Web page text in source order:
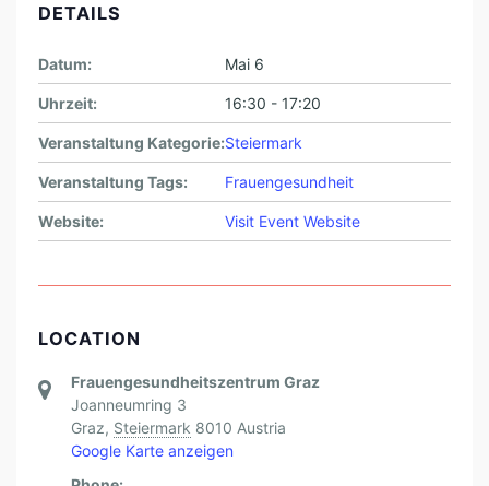
N
D
S
T
Ä
R
K
N
DETAILS
Datum: Mai 6
Uhrzeit: 16:30 - 17:20
Veranstaltung Kategorie:Steiermark
Veranstaltung Tags: Frauengesundheit
Website: Visit Event Website
LOCATION
Frauengesundheitszentrum Graz
Joanneumring 3
Graz, Steiermark 8010 Austria
Google Karte anzeigen